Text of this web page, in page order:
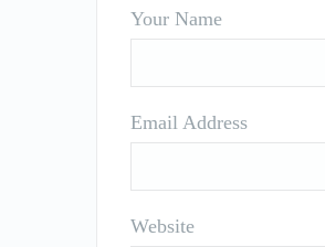
Your Name
Email Address
Website